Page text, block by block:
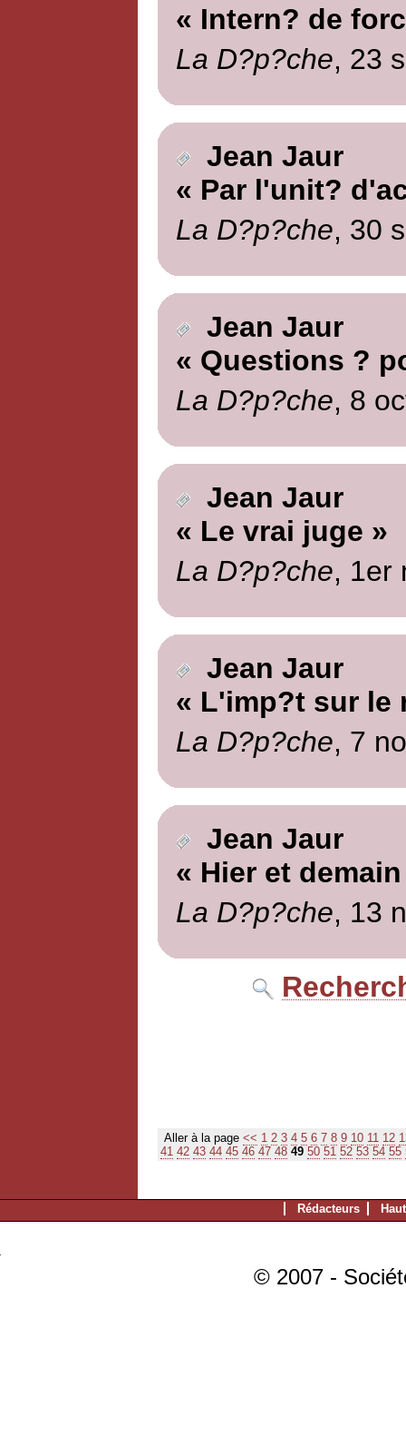
« Intern? de
La D?p?che, 23
Jean Jaur
« Par l'unit?
La D?p?che, 30
Jean Jaur
« Questions ?
La D?p?che, 8
Jean Jaur
« Le vrai juge »
La D?p?che, 1er
Jean Jaur
« L'imp?t sur le
La D?p?che, 7
Jean Jaur
« Hier et
La D?p?che, 13
Aller à la page << 1 2 3 4 5 6 7 8 9 10 11 12
41 42 43 44 45 46 47 48 49 50 51 52 53 54 55
Rédacteurs
© 2007 -